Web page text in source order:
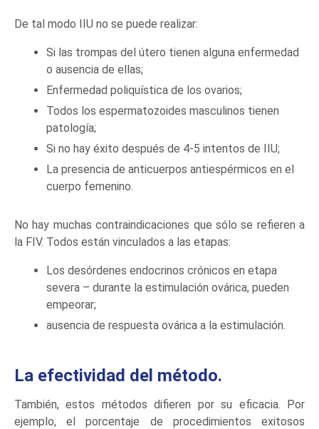
De tal modo IIU no se puede realizar:
Si las trompas del útero tienen alguna enfermedad
o ausencia de ellas;
Enfermedad poliquística de los ovarios;
Todos los espermatozoides masculinos tienen
patología;
Si no hay éxito después de 4-5 intentos de IIU;
La presencia de anticuerpos antiespérmicos en el
cuerpo femenino.
No hay muchas contraindicaciones que sólo se refieren a
la FIV. Todos están vinculados a las etapas:
Los desórdenes endocrinos crónicos en etapa
severa – durante la estimulación ovárica, pueden
empeorar;
ausencia de respuesta ovárica a la estimulación.
La efectividad del método.
También, estos métodos difieren por su eficacia. Por
ejemplo, el porcentaje de procedimientos exitosos